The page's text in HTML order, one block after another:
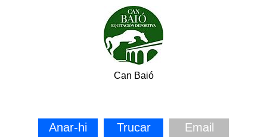
Can Baió
Anar-hi Trucar Email